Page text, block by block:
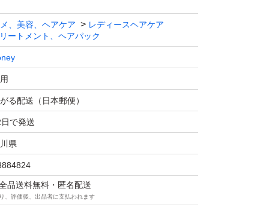
、美容、ヘアケア
レディースヘアケア
ートメント、ヘアパック
る配送（日本郵便）
で発送
県
品送料無料・匿名配送
、評価後、出品者に支払われます